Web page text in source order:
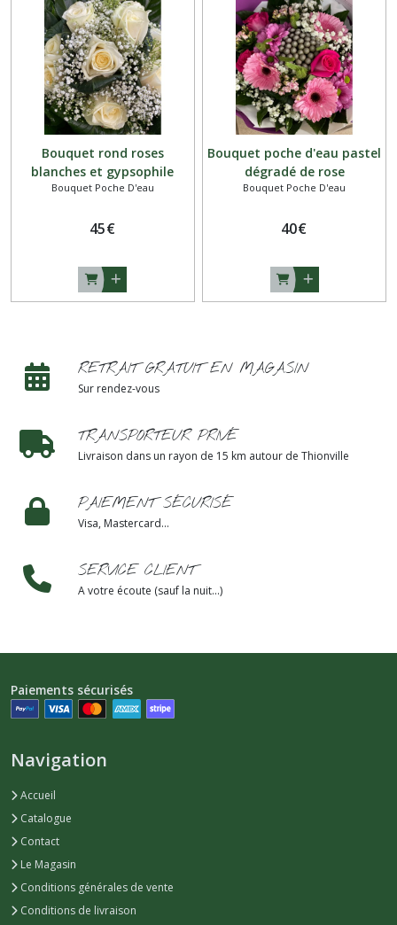
Bouquet rond roses
blanches et gypsophile
Bouquet Poche D'eau
45€
Bouquet poche d'eau pastel
dégradé de rose
Bouquet Poche D'eau
40€
RETRAIT GRATUIT EN MAGASIN
Sur rendez-vous
TRANSPORTEUR PRIVÉ
Livraison dans un rayon de 15 km autour de Thionville
PAIEMENT SÉCURISÉ
Visa, Mastercard...
SERVICE CLIENT
A votre écoute (sauf la nuit...)
Paiements sécurisés
Navigation
Accueil
Catalogue
Contact
Le Magasin
Conditions générales de vente
Conditions de livraison